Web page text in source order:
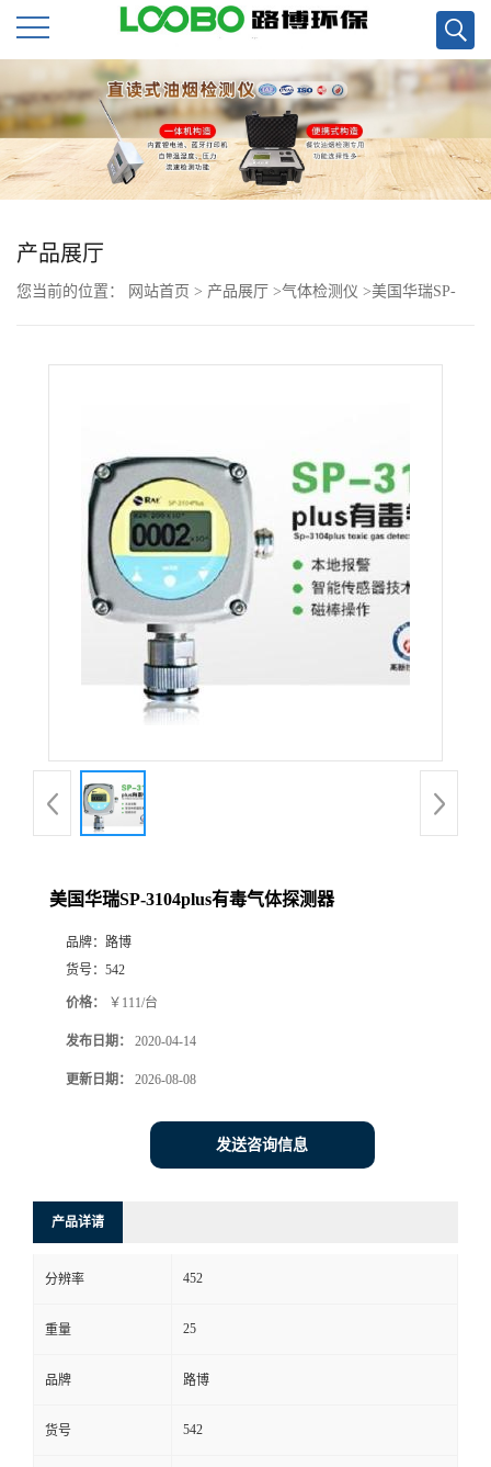
公
司
首
页
公
品
厅
系
产品展厅
您当前的位置： 网站首页 > 产品展厅 >气体检测仪 >美国华瑞SP-
美国华瑞SP-3104plus有毒气体探测器
品牌： 路博
货号： 542
价格： ￥111/台
发布日期： 2020-04-14
更新日期： 2026-08-08
发送咨询信息
产品详请
分辨率 452
重量 25
品牌 路博
货号 542